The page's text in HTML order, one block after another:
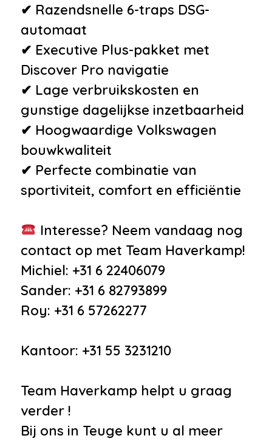
✔ Razendsnelle 6-traps DSG-
automaat
✔ Executive Plus-pakket met
Discover Pro navigatie
✔ Lage verbruikskosten en
gunstige dagelijkse inzetbaarheid
✔ Hoogwaardige Volkswagen
bouwkwaliteit
✔ Perfecte combinatie van
sportiviteit, comfort en efficiëntie
Interesse? Neem vandaag nog
contact op met Team Haverkamp!
Michiel: +31 6 22406079
Sander: +31 6 82793899
Roy: +31 6 57262277
Kantoor: +31 55 3231210
Team Haverkamp helpt u graag
verder !
Bij ons in Teuge kunt u al meer